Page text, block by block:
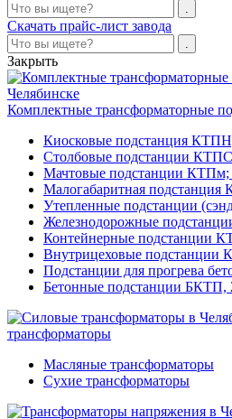
Скачать прайс-лист завода
Закрыть
Комплектные трансформаторные
Киосковые подстанция
Столбовые подстанции
Мачтовые подстанции
Малогабаритная
Утепленные подстанции
Железнодорожные
Контейнерные подстанции
Внутрицеховые
Подстанции для прогрева
Бетонные подстанции
трансформаторы
Масляные трансформаторы
Сухие трансформаторы